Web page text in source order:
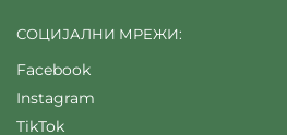
СОЦИЈАЛНИ МРЕЖИ:
Facebook
Instagram
TikTok